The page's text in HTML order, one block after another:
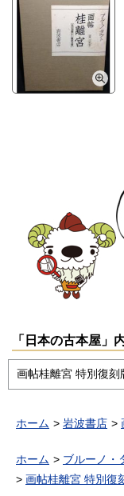
「日本の古本屋」
ホーム 岩波書店
ホーム
ブルーノ・
画帖桂離宮 特別復